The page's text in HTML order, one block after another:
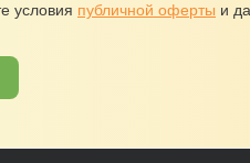
условия публичной оферты и